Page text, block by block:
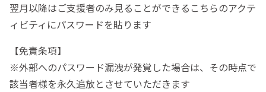
翌月以降はご支援者のみ見ることができるこちらのアクテ
ィビティにパスワードを貼ります
【免責条項】
※外部へのパスワード漏洩が発覚した場合は、その時点で
該当者様を永久追放とさせていただきます